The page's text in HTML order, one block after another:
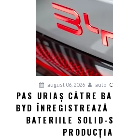
august 06, 2026 auto
PAS URIAȘ CĂTRE
BYD ÎNREGISTREAZĂ
BATERIILE SOLID-